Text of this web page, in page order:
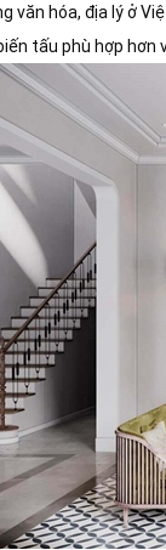
văn hóa, địa lý ở
tấu phù hợp